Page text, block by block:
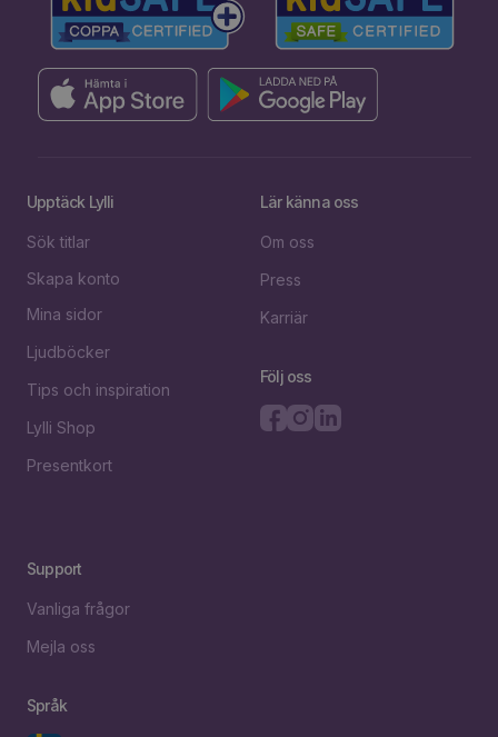
Upptäck Lylli
Sök titlar
Skapa konto
Mina sidor
Ljudböcker
Tips och inspiration
Lylli Shop
Presentkort
Lär känna oss
Om oss
Press
Karriär
Följ oss
Support
Vanliga frågor
Mejla oss
Språk